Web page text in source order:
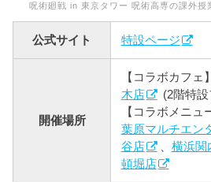
呪術廻戦 in 東京タワー 呪術高専の課外授
公式サイト 特設ページ
開催場所
【コラボカフェ】
木店
(2階特
【コラボメニュ
葉原マルチエン
谷店
横浜関
頓堀店